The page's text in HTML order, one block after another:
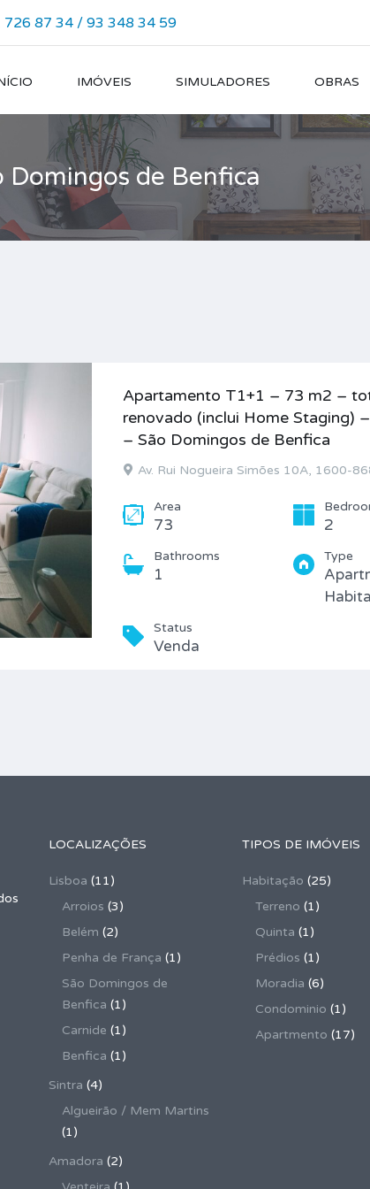
726 87 34 / 93 348 34 59
IMÓVEIS SIMULADORES OBRAS
de Benfica
Apartamento T1+1 – 73 m2 –
renovado (inclui Home Staging)
– São Domingos de Benfica
Av. Rui Nogueira Simões 10A, 1600-
Area
73 2
Bathrooms
1
Type
Status
Venda
LOCALIZAÇÕES
Lisboa (11)
Arroios (3)
Belém (2)
Penha de França (1)
São Domingos de
Benfica (1)
Carnide (1)
Benfica (1)
Sintra (4)
Algueirão / Mem Martins
(1)
Amadora (2)
TIPOS DE IMÓVEIS
Habitação (25)
Terreno (1)
Quinta (1)
Prédios (1)
Moradia (6)
Condominio (1)
Apartmento (17)